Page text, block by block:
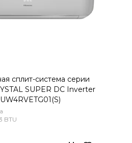
сплит-система серии
SUPER DC Inverter
BTU